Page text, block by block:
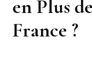
en Plus
France ?